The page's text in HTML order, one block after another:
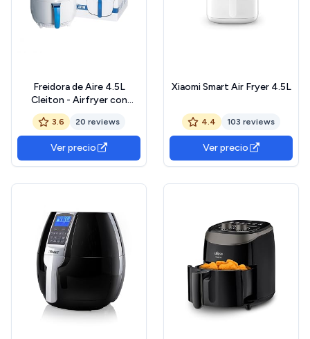
Freidora de Aire 4.5L
Cleiton - Airfryer con
Pantalla Táctil, 6
Funciones, 1400W
Potencia, Cocina Saludable
con Poco Aceite, Ideal para
Grandes Porciones, Diseño
3.6 20 reviews
Ver precio
Xiaomi Smart Air Fryer 4.5L
4.4 103 reviews
Ver precio